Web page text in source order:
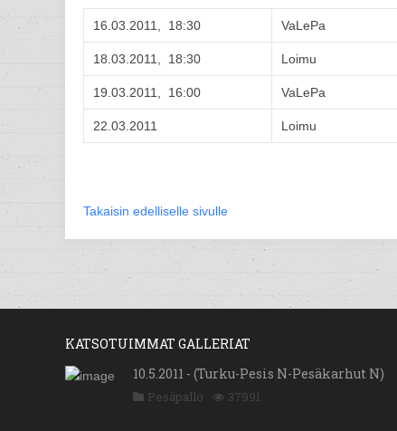
16.03.2011, 18:30 VaLePa
18.03.2011, 18:30 Loimu
19.03.2011, 16:00 VaLePa
22.03.2011 Loimu
Takaisin edelliselle sivulle
KATSOTUIMMAT GALLERIAT
10.5.2011 - (Turku-Pesis N-Pesäkarhut N)
Pesäpallo 37991